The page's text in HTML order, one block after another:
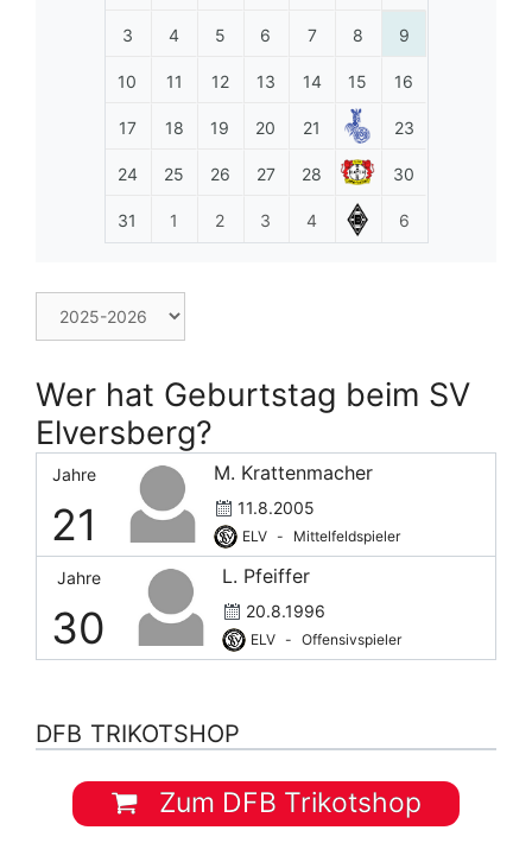
3 4 5 6 7 8 9
10 11 12 13 14 15 16
17 18 19 20 21 23
24 25 26 27 28 30
31 1 2 3 4 6
Wer hat Geburtstag beim SV
Elversberg?
Jahre
21
M. Krattenmacher
11.8.2005
ELV - Mittelfeldspieler
Jahre
30
L. Pfeiffer
20.8.1996
ELV - Offensivspieler
DFB TRIKOTSHOP
Zum DFB Trikotshop